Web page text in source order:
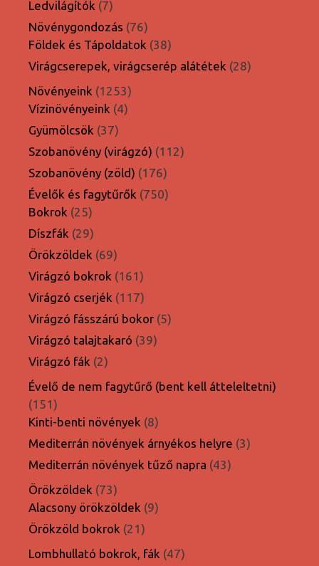
Ledvilágítók 77
termék
Növénygondozás 7676
termék
Földek és Tápoldatok 3838
termék
Virágcserepek, virágcserép alátétek 2828
Növényeink 12531253
termék
Vízinövényeink 44
Gyümölcsök 3737
termék
Szobanövény (virágzó) 112112
Szobanövény (zöld) 176176
termék
Évelők és fagytűrők 750750
Bokrok 2525
termék
Díszfák 2929
termék
Örökzöldek 6969
termék
Virágzó bokrok 161161
termék
Virágzó cserjék 117117
termék
Virágzó fásszárú bokor 55
Virágzó talajtakaró 3939
Virágzó fák 22
termék
Évelő de nem fagytűrő (bent kell átteleltetni)
151151
termék
Kinti-benti növények 88
termék
Mediterrán növények árnyékos helyre 33
Mediterrán növények tűző napra 4343
Örökzöldek 7373
termék
Alacsony örökzöldek 99
Örökzöld bokrok 2121
termék
Lombhullató bokrok, fák 4747